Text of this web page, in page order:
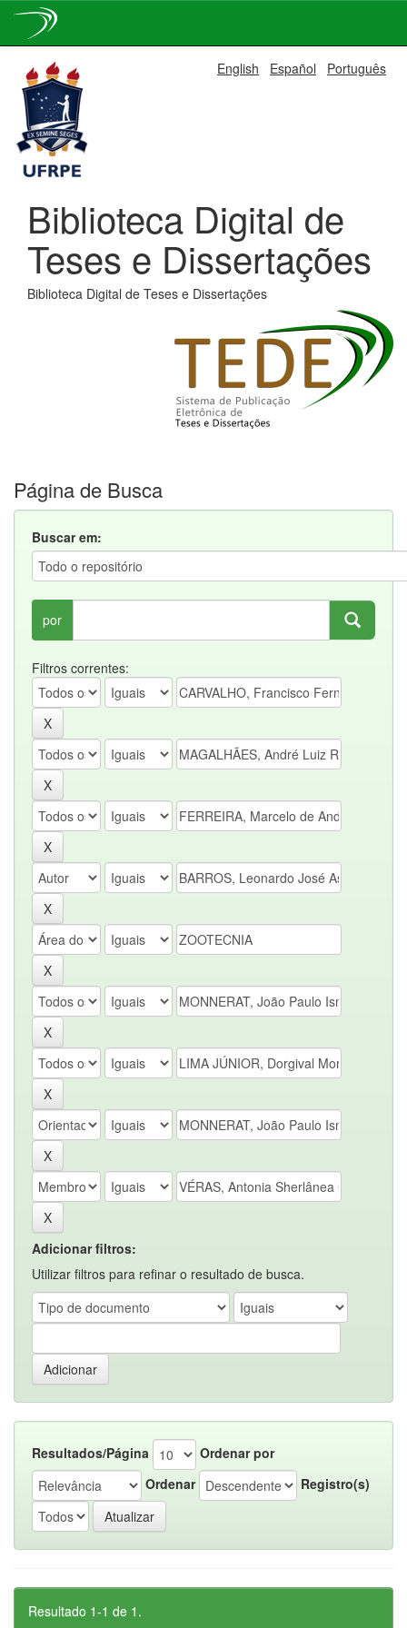
navigation
English Español Português
Biblioteca Digital de
Teses e Dissertações
Biblioteca Digital de Teses e Dissertações
Página de Busca
Buscar em:
por
Filtros correntes:
Adicionar filtros:
Utilizar filtros para refinar o resultado de busca.
Resultados/Página
Ordenar por
Ordenar
Registro(s)
Resultado 1-1 de 1.